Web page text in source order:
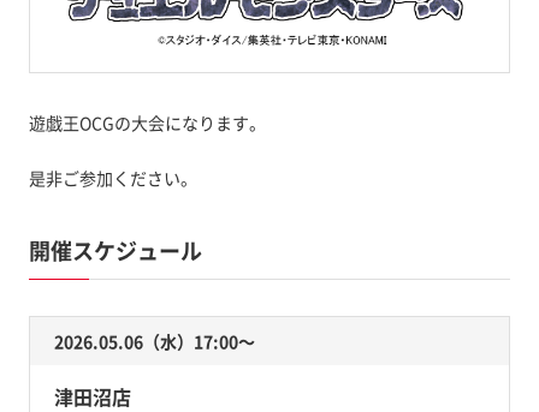
遊戯王OCGの大会になります。
是非ご参加ください。
開催スケジュール
2026.05.06（水）17:00〜
津田沼店